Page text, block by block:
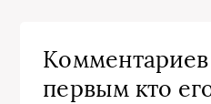
Комментариев
первым кто